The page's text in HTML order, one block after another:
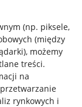
(np. piksele,
(między
, możemy
treści.
na
rynkowych i